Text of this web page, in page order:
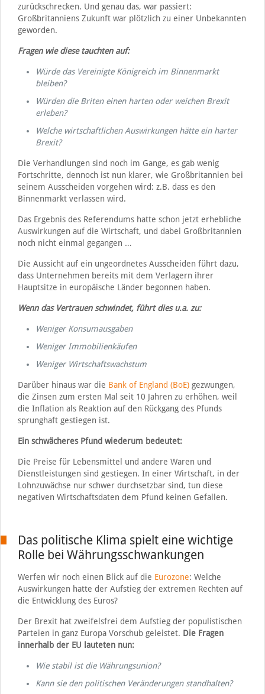
zurückschrecken. Und genau das, war passiert:
Großbritanniens Zukunft war plötzlich zu einer Unbekannten
geworden.
Fragen wie diese tauchten auf:
Würde das Vereinigte Königreich im Binnenmarkt
bleiben?
Würden die Briten einen harten oder weichen Brexit
erleben?
Welche wirtschaftlichen Auswirkungen hätte ein harter
Brexit?
Die Verhandlungen sind noch im Gange, es gab wenig
Fortschritte, dennoch ist nun klarer, wie Großbritannien bei
seinem Ausscheiden vorgehen wird: z.B. dass es den
Binnenmarkt verlassen wird.
Das Ergebnis des Referendums hatte schon jetzt erhebliche
Auswirkungen auf die Wirtschaft, und dabei Großbritannien
noch nicht einmal gegangen …
Die Aussicht auf ein ungeordnetes Ausscheiden führt dazu,
dass Unternehmen bereits mit dem Verlagern ihrer
Hauptsitze in europäische Länder begonnen haben.
Wenn das Vertrauen schwindet, führt dies u.a. zu:
Weniger Konsumausgaben
Weniger Immobilienkäufen
Weniger Wirtschaftswachstum
Darüber hinaus war die Bank of England (BoE)gezwungen,
die Zinsen zum ersten Mal seit 10 Jahren zu erhöhen, weil
die Inflation als Reaktion auf den Rückgang des Pfunds
sprunghaft gestiegen ist.
Ein schwächeres Pfund wiederum bedeutet:
Die Preise für Lebensmittel und andere Waren und
Dienstleistungen sind gestiegen. In einer Wirtschaft, in der
Lohnzuwächse nur schwer durchsetzbar sind, tun diese
negativen Wirtschaftsdaten dem Pfund keinen Gefallen.
Das politische Klima spielt eine wichtige
Rolle bei Währungsschwankungen
Werfen wir noch einen Blick auf die Eurozone: Welche
Auswirkungen hatte der Aufstieg der extremen Rechten auf
die Entwicklung des Euros?
Der Brexit hat zweifelsfrei dem Aufstieg der populistischen
Parteien in ganz Europa Vorschub geleistet. Die Fragen
innerhalb der EU lauteten nun:
Wie stabil ist die Währungsunion?
Kann sie den politischen Veränderungen standhalten?